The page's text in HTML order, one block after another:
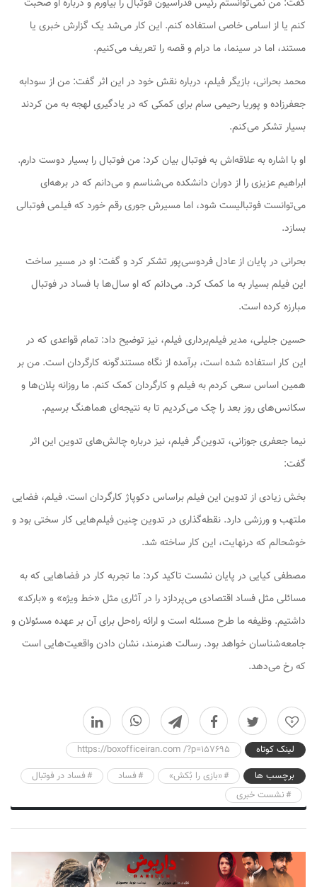
گفت: من نمی‌توانستم رئیس فدراسیون فوتبال را بیاورم و درباره او صحبت
کنم یا از اسامی خاصی استفاده کنم. این کار می‌شد یک گزارش خبری یا
مستند، اما در سینما، ما درام و قصه را تعریف می‌کنیم.
محمد بحرانی، بازیگر فیلم، درباره نقش خود در این اثر گفت: من از سودابه
جعفرزاده و پوریا رحیمی سام برای کمکی که در یادگیری لهجه به من کردند
بسیار تشکر می‌کنم.
او با اشاره به علاقه‌اش به فوتبال بیان کرد: من فوتبال را بسیار دوست دارم.
ابراهیم عزیزی را از دوران دانشکده می‌شناسم و می‌دانم که در برهه‌ای
می‌توانست فوتبالیست شود، اما مسیرش جوری رقم خورد که فیلمی فوتبالی
بسازد.
بحرانی در پایان از عادل فردوسی‌پور تشکر کرد و گفت: او در مسیر ساخت
این فیلم بسیار به ما کمک کرد. می‌دانم که او سال‌ها با فساد در فوتبال
مبارزه کرده است.
حسین جلیلی، مدیر فیلم‌برداری فیلم، نیز توضیح داد: تمام قواعدی که در
این کار استفاده شده است، برآمده از نگاه مستندگونه کارگردان است. من بر
همین اساس سعی کردم به فیلم و کارگردان کمک کنم. ما روزانه پلان‌ها و
سکانس‌های روز بعد را چک می‌کردیم تا به نتیجه‌ای هماهنگ برسیم.
نیما جعفری جوزانی، تدوین‌گر فیلم، نیز درباره چالش‌های تدوین این اثر
گفت:
بخش زیادی از تدوین این فیلم براساس دکوپاژ کارگردان است. فیلم، فضایی
ملتهب و ورزشی دارد. نقطه‌گذاری در تدوین چنین فیلم‌هایی کار سختی بود و
خوشحالم که درنهایت، این کار ساخته شد.
مصطفی کیایی در پایان نشست تاکید کرد: ما تجربه کار در فضاهایی که به
مسائلی مثل فساد اقتصادی می‌پردازد را در آثاری مثل «خط ویژه» و «بارکد»
داشتیم. وظیفه ما طرح مسئله است و ارائه راه‌حل برای آن بر عهده مسئولان و
جامعه‌شناسان خواهد بود. رسالت هنرمند، نشان دادن واقعیت‌هایی است
که رخ می‌دهد.
0
لینک کوتاه
https://boxofficeiran.com /?p=157695
برچسب ها
«بازی را بُکش» فساد
فساد در فوتبال
نشست خبری